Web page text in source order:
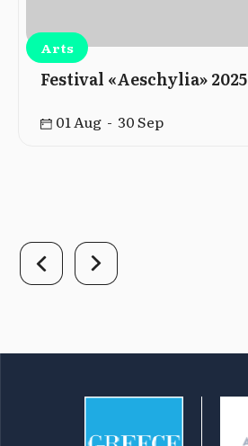
Arts
Festival «Aeschylia» 2025
01 Aug - 30 Sep